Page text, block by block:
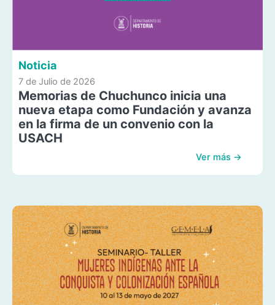
Noticia
7 de Julio de 2026
Memorias de Chuchunco inicia una
nueva etapa como Fundación y avanza
en la firma de un convenio con la
USACH
Ver más →